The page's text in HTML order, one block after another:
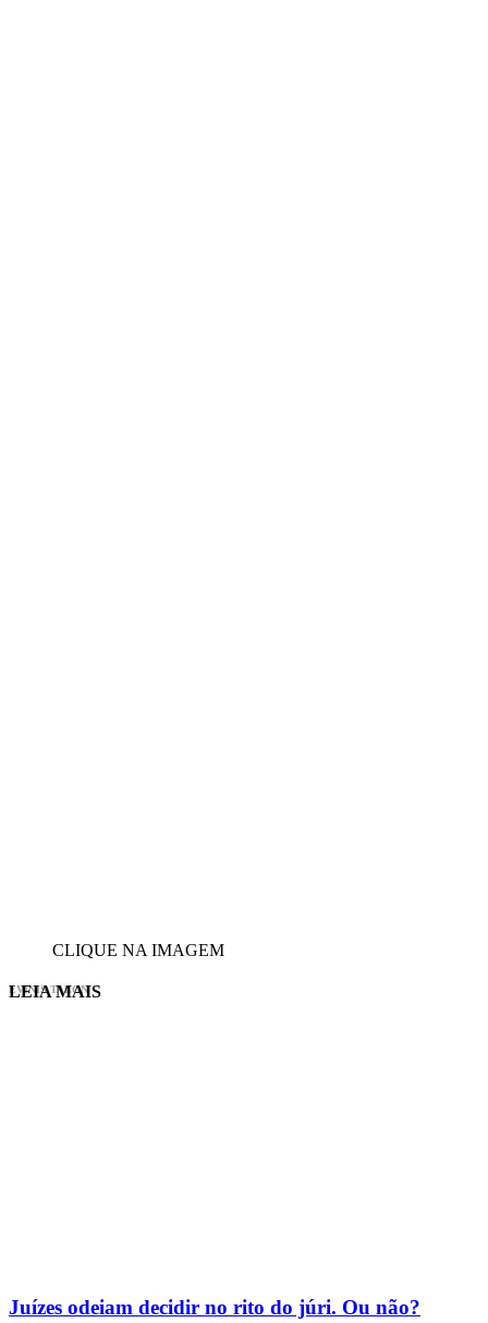
CLIQUE NA IMAGEM
EVINIS TALON
LEIA MAIS
Juízes odeiam decidir no rito do júri. Ou não?